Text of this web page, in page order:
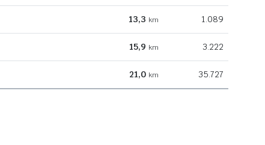
13,3 km 1.089
15,9 km 3.222
21,0 km 35.727